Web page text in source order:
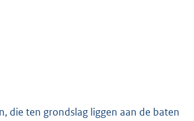
die ten grondslag liggen aan de baten